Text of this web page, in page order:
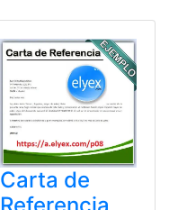
Carta de